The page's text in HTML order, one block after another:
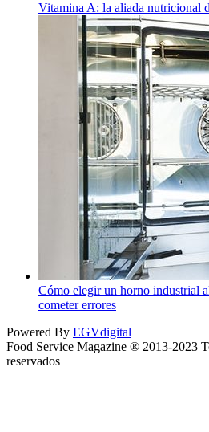
Vitamina A: la aliada nutricional
Cómo elegir un horno industrial
cometer errores
Powered By EGVdigital
Food Service Magazine ® 2013-2023
reservados